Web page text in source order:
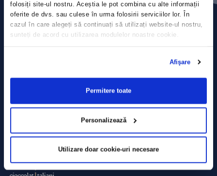
folosiți site-ul nostru. Aceștia le pot combina cu alte informații
oferite de dvs. sau culese în urma folosirii serviciilor lor. În
cazul în care alegeți să continuați să utilizați website-ul nostru,
sunteți de acord cu utilizarea modulelor noastre cookie.
Afişare
Permitere toate
Personalizează
Utilizare doar cookie-uri necesare
Politica de confidențialitate
Politica de prelucrare a datelor